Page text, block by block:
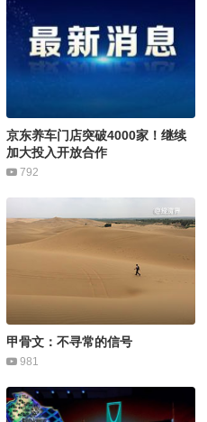
京东养车门店突破4000家！继续
加大投入开放合作
792
甲骨文：不寻常的信号
981